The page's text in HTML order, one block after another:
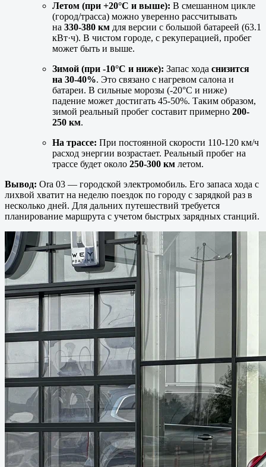
Летом (при +20°C и выше): В смешанном цикле
(город/трасса) можно уверенно рассчитывать
на 330-380 км для версии с большой батареей (63.1
кВт·ч). В чистом городе, с рекуперацией, пробег
может быть и выше.
Зимой (при -10°C и ниже): Запас хода снизится
на 30-40%. Это связано с нагревом салона и
батареи. В сильные морозы (-20°C и ниже)
падение может достигать 45-50%. Таким образом,
зимой реальный пробег составит примерно 200-
250 км.
На трассе: При постоянной скорости 110-120 км/ч
расход энергии возрастает. Реальный пробег на
трассе будет около 250-300 км летом.
Вывод: Ora 03 — городской электромобиль. Его запаса хода с
лихвой хватит на неделю поездок по городу с зарядкой раз в
несколько дней. Для дальних путешествий требуется
планирование маршрута с учетом быстрых зарядных станций.